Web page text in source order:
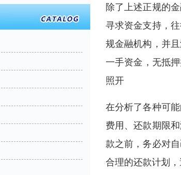
除了上述正规的
寻求资金支持，
规金融机构，并
一手资金，无抵
照开
在分析了各种可
费用、还款期限
款之前，务必对
合理的还款计划，